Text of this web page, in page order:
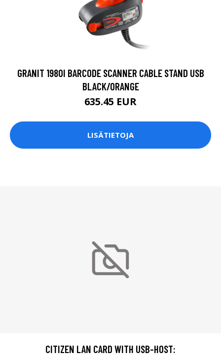
GRANIT 1980I BARCODE SCANNER CABLE STAND USB
BLACK/ORANGE
635.45 EUR
LISÄTIETOJA
CITIZEN LAN CARD WITH USB-HOST: